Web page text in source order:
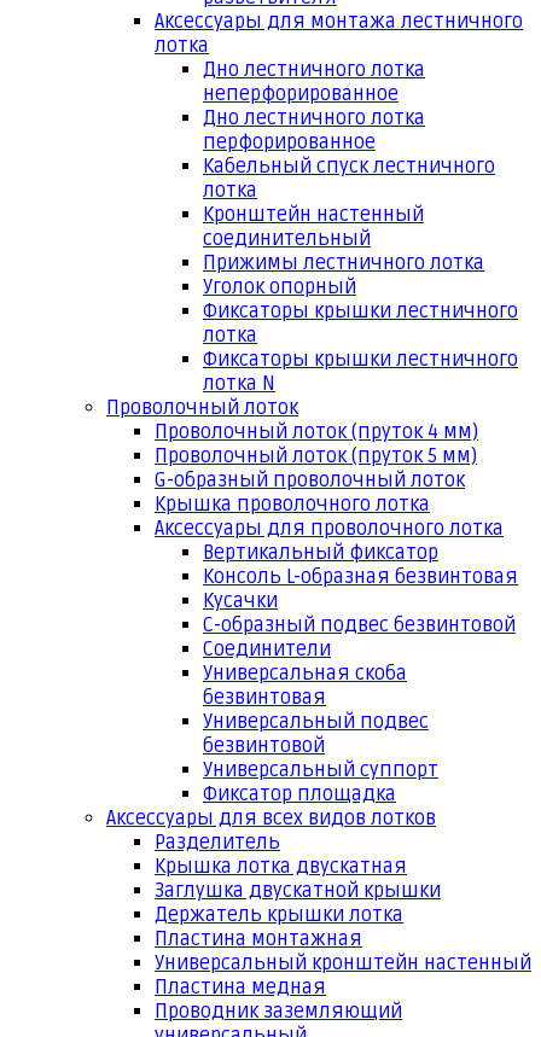
Аксессуары для монтажа лестничного
лотка
Дно лестничного лотка
неперфорированное
Дно лестничного лотка
перфорированное
Кабельный спуск лестничного
лотка
Кронштейн настенный
соединительный
Прижимы лестничного лотка
Уголок опорный
Фиксаторы крышки лестничного
лотка
Фиксаторы крышки лестничного
лотка N
Проволочный лоток
Проволочный лоток (пруток 4 мм)
Проволочный лоток (пруток 5 мм)
G-образный проволочный лоток
Крышка проволочного лотка
Аксессуары для проволочного лотка
Вертикальный фиксатор
Консоль L-образная безвинтовая
Кусачки
С-образный подвес безвинтовой
Соединители
Универсальная скоба
безвинтовая
Универсальный подвес
безвинтовой
Универсальный суппорт
Фиксатор площадка
Аксессуары для всех видов лотков
Разделитель
Крышка лотка двускатная
Заглушка двускатной крышки
Держатель крышки лотка
Пластина монтажная
Универсальный кронштейн настенный
Пластина медная
Проводник заземляющий